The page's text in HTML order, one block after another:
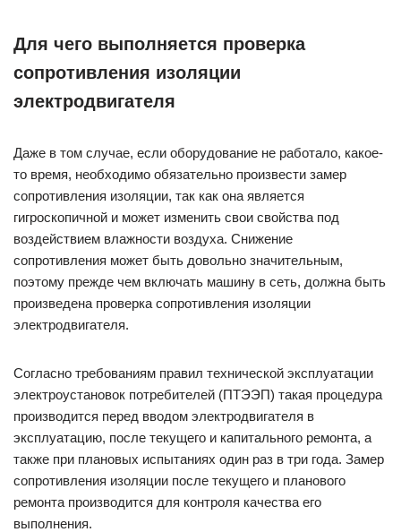
Для чего выполняется проверка
сопротивления изоляции
электродвигателя
Даже в том случае, если оборудование не работало, какое-
то время, необходимо обязательно произвести замер
сопротивления изоляции, так как она является
гигроскопичной и может изменить свои свойства под
воздействием влажности воздуха. Снижение
сопротивления может быть довольно значительным,
поэтому прежде чем включать машину в сеть, должна быть
произведена проверка сопротивления изоляции
электродвигателя.
Согласно требованиям правил технической эксплуатации
электроустановок потребителей (ПТЭЭП) такая процедура
производится перед вводом электродвигателя в
эксплуатацию, после текущего и капитального ремонта, а
также при плановых испытаниях один раз в три года. Замер
сопротивления изоляции после текущего и планового
ремонта производится для контроля качества его
выполнения.